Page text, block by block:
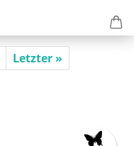
Letzter »